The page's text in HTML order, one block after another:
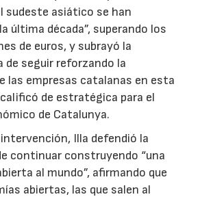
sudeste asiático se han
última década”, superando los
de euros, y subrayó la
de seguir reforzando la
las empresas catalanas en esta
de estratégica para el
de Catalunya.
Illa defendió la
continuar construyendo “una
al mundo”, afirmando que
abiertas, las que salen al